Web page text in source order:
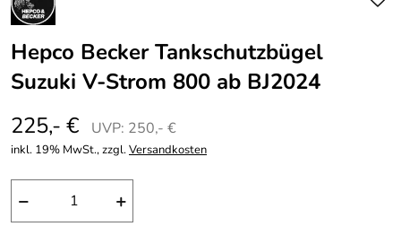
Hepco Becker Tankschutzbügel
Suzuki V-Strom 800 ab BJ2024
225,- €
UVP: 250,- €
inkl. 19% MwSt., zzgl.Versandkosten
− +